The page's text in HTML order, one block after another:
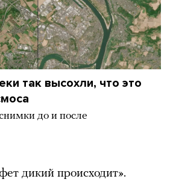
так высохли, что это
до и после
дикий происходит».